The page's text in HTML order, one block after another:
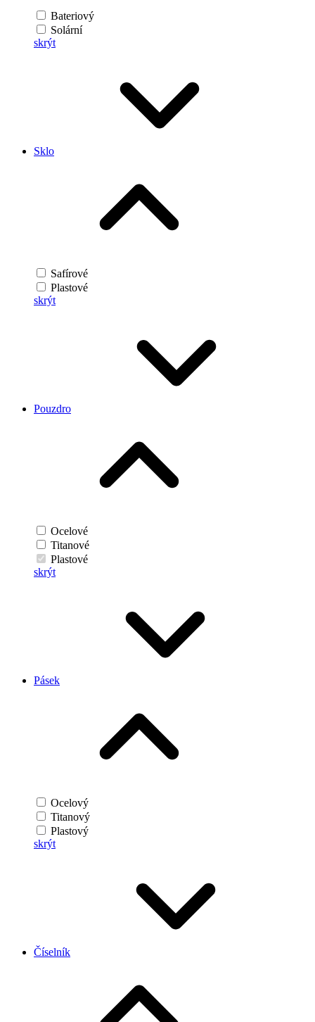
Bateriový
Solární
skrýt
Sklo
Safírové
Plastové
skrýt
Pouzdro
Ocelové
Titanové
Plastové
skrýt
Pásek
Ocelový
Titanový
Plastový
skrýt
Číselník